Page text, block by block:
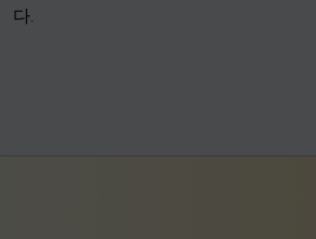
다.